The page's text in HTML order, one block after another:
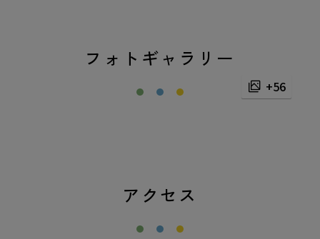
フォトギャラリー
+56
アクセス